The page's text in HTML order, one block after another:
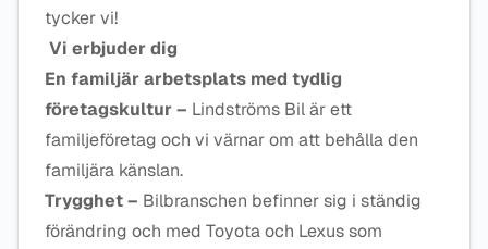
tycker vi!
Vi erbjuder dig
En familjär arbetsplats med tydlig
företagskultur – Lindströms Bil är ett
familjeföretag och vi värnar om att behålla den
familjära känslan.
Trygghet – Bilbranschen befinner sig i ständig
förändring och med Toyota och Lexus som